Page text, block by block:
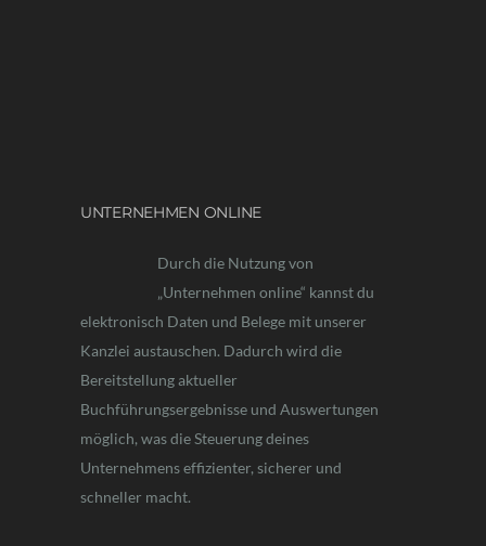
UNTERNEHMEN ONLINE
Durch die Nutzung von
„Unternehmen online“ kannst du
elektronisch Daten und Belege mit unserer
Kanzlei austauschen. Dadurch wird die
Bereitstellung aktueller
Buchführungsergebnisse und Auswertungen
möglich, was die Steuerung deines
Unternehmens effizienter, sicherer und
schneller macht.